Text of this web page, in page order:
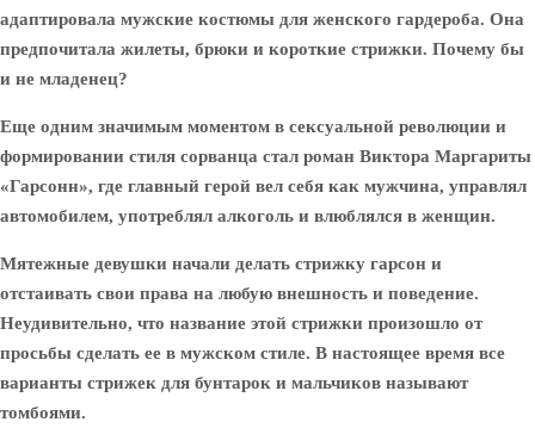
адаптировала мужские костюмы для женского гардероба. Она
предпочитала жилеты, брюки и короткие стрижки. Почему бы
и не младенец?
Еще одним значимым моментом в сексуальной революции и
формировании стиля сорванца стал роман Виктора Маргариты
«Гарсонн», где главный герой вел себя как мужчина, управлял
автомобилем, употреблял алкоголь и влюблялся в женщин.
Мятежные девушки начали делать стрижку гарсон и
отстаивать свои права на любую внешность и поведение.
Неудивительно, что название этой стрижки произошло от
просьбы сделать ее в мужском стиле. В настоящее время все
варианты стрижек для бунтарок и мальчиков называют
томбоями.